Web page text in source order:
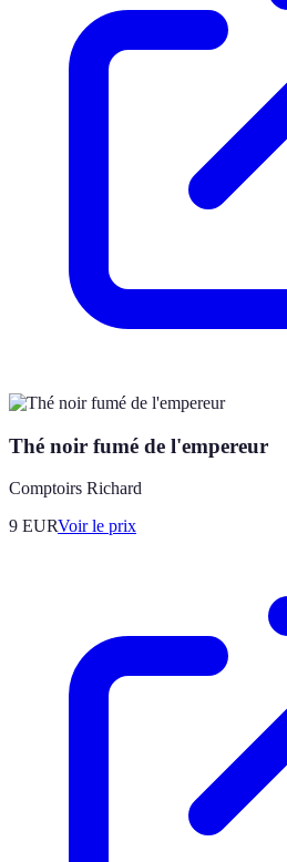
Thé noir fumé de l'empereur
Comptoirs Richard
9 EURVoir le prix